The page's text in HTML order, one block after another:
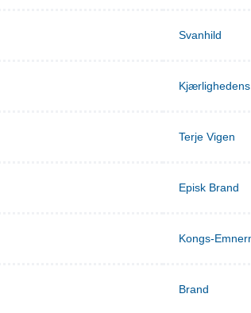
Svanhild
Terje Vigen
Episk Brand
Kongs-
Brand